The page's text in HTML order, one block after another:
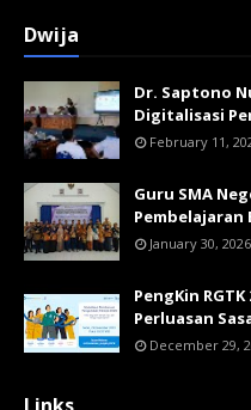
Dwija
Dr. Saptono
Digitalisasi
February 11,
Guru SMA
Pembelajaran
January 30, 2026
PengKin
Perluasan
December 29,